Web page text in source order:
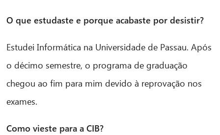
O que estudaste e porque acabaste por desistir?
Estudei Informática na Universidade de Passau. Após
o décimo semestre, o programa de graduação
chegou ao fim para mim devido à reprovação nos
exames.
Como vieste para a CIB?